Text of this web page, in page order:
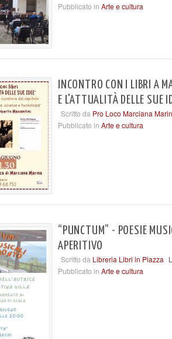
Pubblicato in Arte e cultura
INCONTRO CON I LIBRI A
E L'ATTUALITÀ DELLE SUE
Scritto da Pro Loco Marciana
Pubblicato in Arte e cultura
“PUNCTUM” - POESIE
APERITIVO
Scritto da Libreria Libri in Piazza
Pubblicato in Arte e cultura